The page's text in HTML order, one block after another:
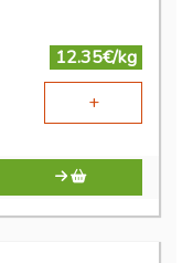
12.35€/kg
+